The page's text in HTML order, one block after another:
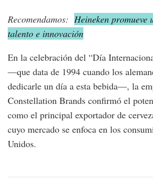
Recomendamos: Heineken promueve
talento e innovación
En la celebración del “Día
—que data de 1994 cuando los
dedicarle un día a esta bebida—, la
Constellation Brands confirmó el
como el principal exportador de
cuyo mercado se enfoca en los
Unidos.